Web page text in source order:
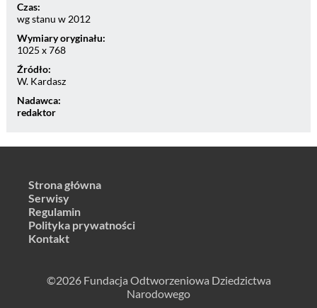
Czas:
wg stanu w 2012
Wymiary oryginału:
1025 x 768
Źródło:
W. Kardasz
Nadawca:
redaktor
Strona główna
Serwisy
Regulamin
Polityka prywatności
Kontakt
©2026 Fundacja Odtworzeniowa Dziedzictwa
Narodowego